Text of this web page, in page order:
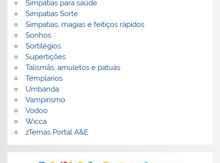
Simpatias para saúde
Simpatias Sorte
Simpatias, magias e feitiços rápidos
Sonhos
Sortilégios
Supertições
Talismãs, amuletos e patuás
Templarios
Umbanda
Vampirismo
Vodoo
Wicca
zTemas Portal A&E